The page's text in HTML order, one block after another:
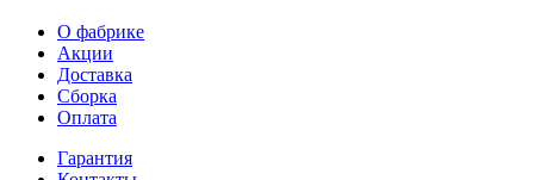
О фабрике
Акции
Доставка
Сборка
Оплата
Гарантия